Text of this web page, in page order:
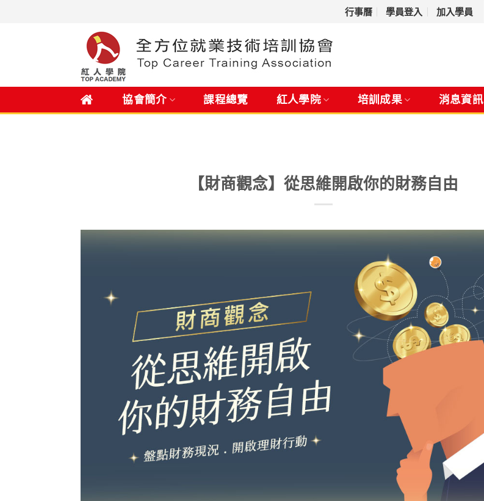
行事曆 學員登入 加入學員
. 協會簡介 課程總覽 紅人學院 培訓成果 消息資訊
【財商觀念】從思維開啟你的財務自由